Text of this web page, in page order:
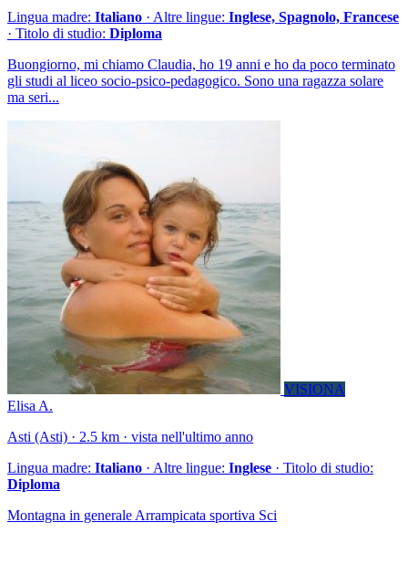
Lingua madre: Italiano · Altre lingue: Inglese, Spagnolo, Francese
· Titolo di studio: Diploma
Buongiorno, mi chiamo Claudia, ho 19 anni e ho da poco terminato
gli studi al liceo socio-psico-pedagogico. Sono una ragazza solare
ma seri...
VISIONA
Elisa A.
Asti (Asti) · 2.5 km · vista nell'ultimo anno
Lingua madre: Italiano · Altre lingue: Inglese · Titolo di studio:
Diploma
Montagna in generale Arrampicata sportiva Sci